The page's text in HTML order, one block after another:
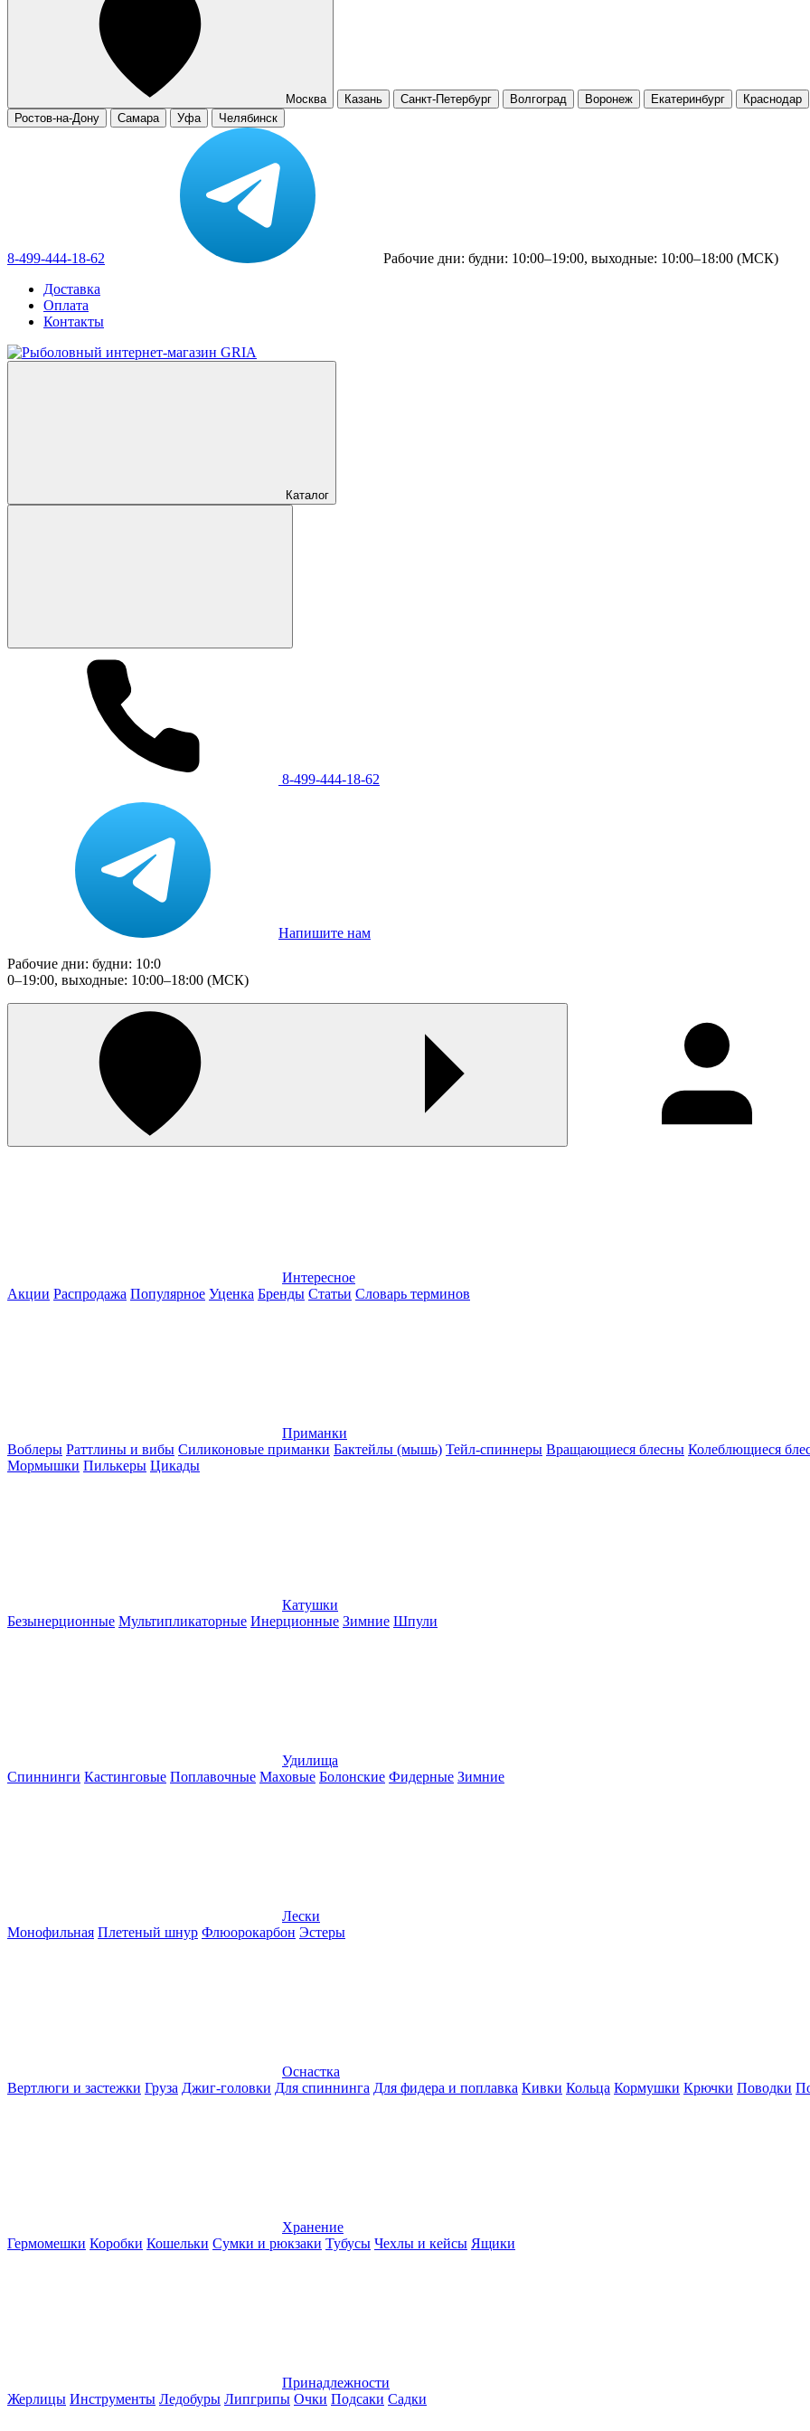
Москва Казань Санкт-Петербург Волгоград Воронеж Екатеринбург Краснодар
Ростов-на-Дону
Самара Уфа Челябинск
8-499-444-18-62
Рабочие дни: будни: 10:00–19:00, выходные: 10:00–18:00 (МСК)
Доставка
Оплата
Контакты
Каталог
8-499-444-18-62
Напишите нам
Рабочие дни: будни: 10:0
0–19:00, выходные: 10:00–18:00 (МСК)
Интересное
Акции Распродажа Популярное Уценка Бренды Статьи Словарь терминов
Приманки
Воблеры Раттлины и вибы Силиконовые приманки Бактейлы (мышь) Тейл-спиннеры Вращающиеся блесны Колеблющиеся
Мормышки Пилькеры Цикады
Катушки
Безынерционные Мультипликаторные Инерционные Зимние Шпули
Удилища
Спиннинги Кастинговые Поплавочные Маховые Болонские Фидерные Зимние
Лески
Монофильная Плетеный шнур Флюорокарбон Эстеры
Оснастка
Вертлюги и застежки Груза Джиг-головки Для спиннинга Для фидера и поплавка Кивки Кольца Кормушки Крючки Поводки
Хранение
Гермомешки Коробки Кошельки Сумки и рюкзаки Тубусы Чехлы и кейсы Ящики
Принадлежности
Жерлицы Инструменты Ледобуры Липгрипы Очки Подсаки Садки